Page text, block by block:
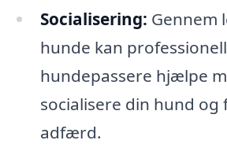
Socialisering: Gennem
hunde kan
hundepassere hjælpe
socialisere din hund og
adfærd.